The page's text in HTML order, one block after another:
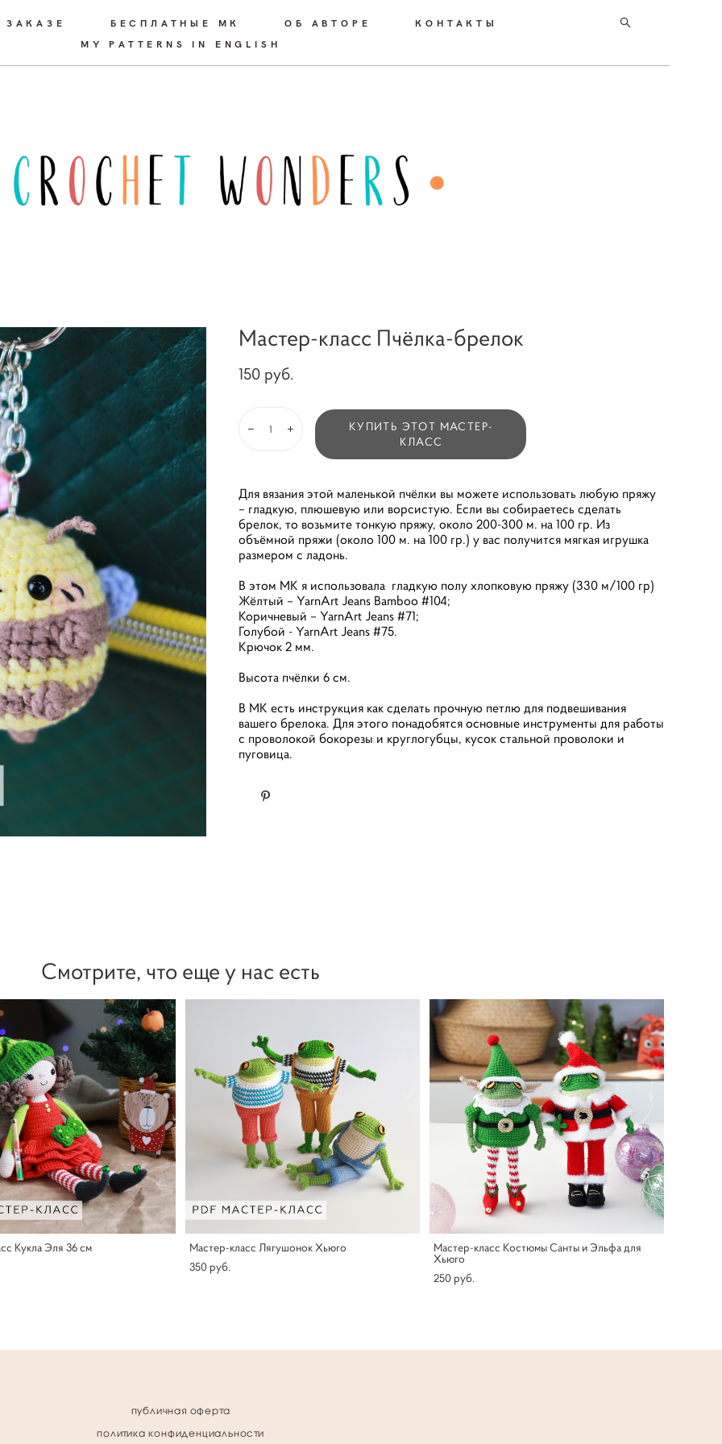
ЗАКАЗЕ БЕСПЛАТНЫЕ МК ОБ АВТОРЕ
КОНТАКТЫ
MY PATTERNS IN ENGLISH
Мастер-класс Пчёлка-брелок
150 pуб.
КУПИТЬ ЭТОТ МАСТЕР-
КЛАСС
Для вязания этой маленькой пчёлки вы можете использовать любую пряжу
– гладкую, плюшевую или ворсистую. Если вы собираетесь сделать
брелок, то возьмите тонкую пряжу, около 200-300 м. на 100 гр. Из
объёмной пряжи (около 100 м. на 100 гр.) у вас получится мягкая игрушка
размером с ладонь.
В этом МК я использовала гладкую полу хлопковую пряжу (330 м/100 гр)
Жёлтый – YarnArt Jeans Bamboo #104;
Коричневый – YarnArt Jeans #71;
Голубой - YarnArt Jeans #75.
Крючок 2 мм.
Высота пчёлки 6 см.
В МК есть инструкция как сделать прочную петлю для подвешивания
вашего брелока. Для этого понадобятся основные инструменты для работы
с проволокой бокорезы и круглогубцы, кусок стальной проволоки и
пуговица.
Смотрите, что еще у нас есть
Кукла Эля 36 см
Мастер-класс Лягушонок Хьюго
350 pуб.
Мастер-класс Костюмы Санты и Эльфа для
Хьюго
250 pуб.
публичная оферта
политика конфиденциальности